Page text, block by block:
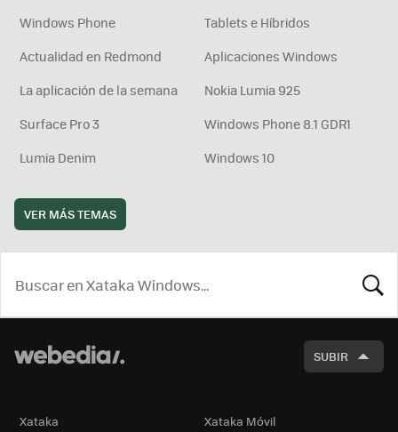
Windows Phone
Tablets e Híbridos
Actualidad en Redmond
Aplicaciones Windows
La aplicación de la semana
Nokia Lumia 925
Surface Pro 3
Windows Phone 8.1 GDR1
Lumia Denim
Windows 10
VER MÁS TEMAS
SUBIR
Xataka Xataka Móvil